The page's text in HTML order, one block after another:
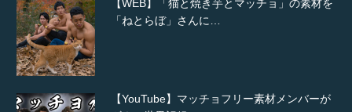
「ねとらぼ」さんに…
ギネス世界記録…